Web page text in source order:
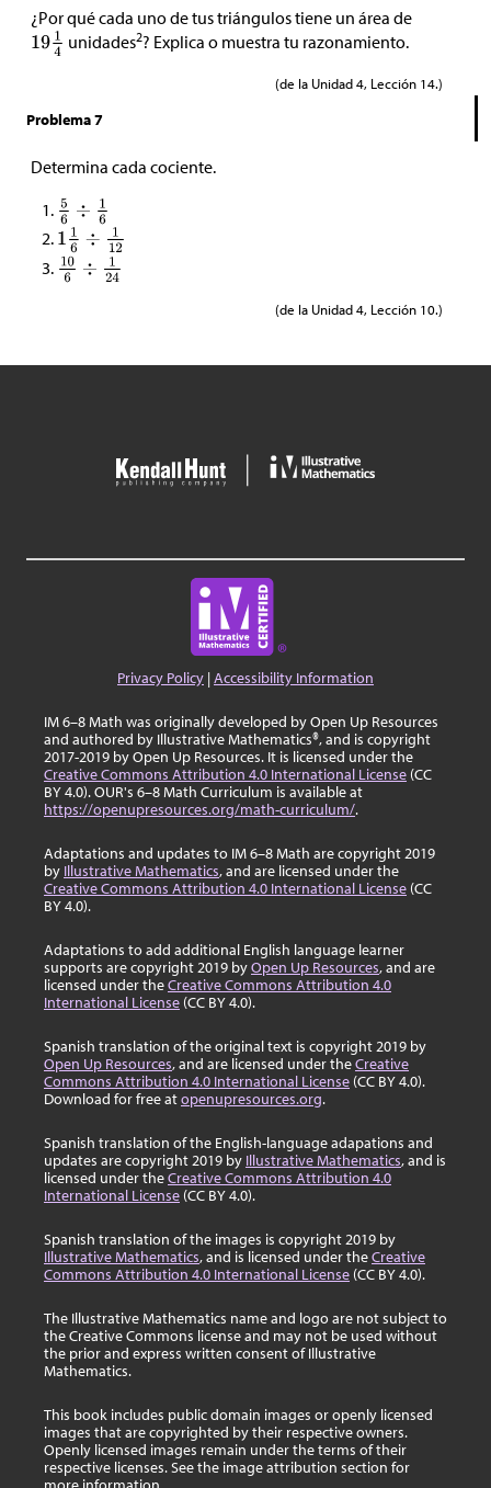
¿Por qué cada uno de tus triángulos tiene un área de
unidades2? Explica o muestra tu razonamiento.
(de la Unidad 4, Lección 14.)
Problema 7
Determina cada cociente.
(de la Unidad 4, Lección 10.)
Privacy Policy |Accessibility Information
IM 6–8 Math was originally developed by Open Up Resources
and authored by Illustrative Mathematics®, and is copyright
2017-2019 by Open Up Resources. It is licensed under the
Creative Commons Attribution 4.0 International License (CC
BY 4.0). OUR's 6–8 Math Curriculum is available at
https://openupresources.org/math-curriculum/.
Adaptations and updates to IM 6–8 Math are copyright 2019
by Illustrative Mathematics, and are licensed under the
Creative Commons Attribution 4.0 International License (CC
BY 4.0).
Adaptations to add additional English language learner
supports are copyright 2019 byOpen Up Resources, and are
licensed under theCreative Commons Attribution 4.0
International License (CC BY 4.0).
Spanish translation of the original text is copyright 2019 by
Open Up Resources, and are licensed under theCreative
Commons Attribution 4.0 International License (CC BY 4.0).
Download for free atopenupresources.org.
Spanish translation of the English-language adapations and
updates are copyright 2019 by Illustrative Mathematics, and is
licensed under theCreative Commons Attribution 4.0
International License (CC BY 4.0).
Spanish translation of the images is copyright 2019 by
Illustrative Mathematics, and is licensed under theCreative
Commons Attribution 4.0 International License (CC BY 4.0).
The Illustrative Mathematics name and logo are not subject to
the Creative Commons license and may not be used without
the prior and express written consent of Illustrative
Mathematics.
This book includes public domain images or openly licensed
images that are copyrighted by their respective owners.
Openly licensed images remain under the terms of their
respective licenses. See the image attribution section for